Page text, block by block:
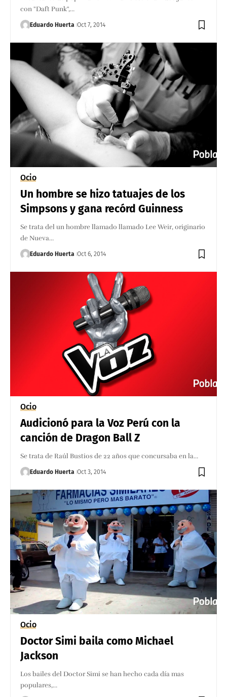
con "Daft Punk",…
Eduardo Huerta Oct 7, 2014
Ocio
Un hombre se hizo tatuajes de los
Simpsons y gana recórd Guinness
Se trata del un hombre llamado llamado Lee Weir, originario
de Nueva…
Eduardo Huerta Oct 6, 2014
Ocio
Audicionó para la Voz Perú con la
canción de Dragon Ball Z
Se trata de Raúl Bustios de 22 años que concursaba en la…
Eduardo Huerta Oct 3, 2014
Ocio
Doctor Simi baila como Michael
Jackson
Los bailes del Doctor Simi se han hecho cada día mas
populares,…